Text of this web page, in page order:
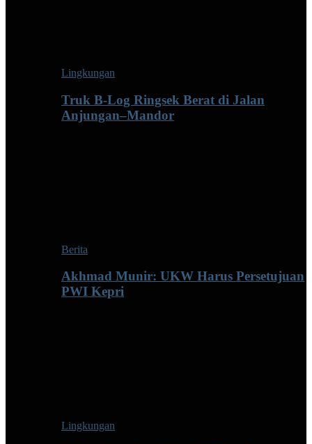
Lingkungan
Truk B-Log Ringsek Berat di Jalan
Anjungan–Mandor
Berita
Akhmad Munir: UKW Harus Persetujuan
PWI Kepri
Lingkungan